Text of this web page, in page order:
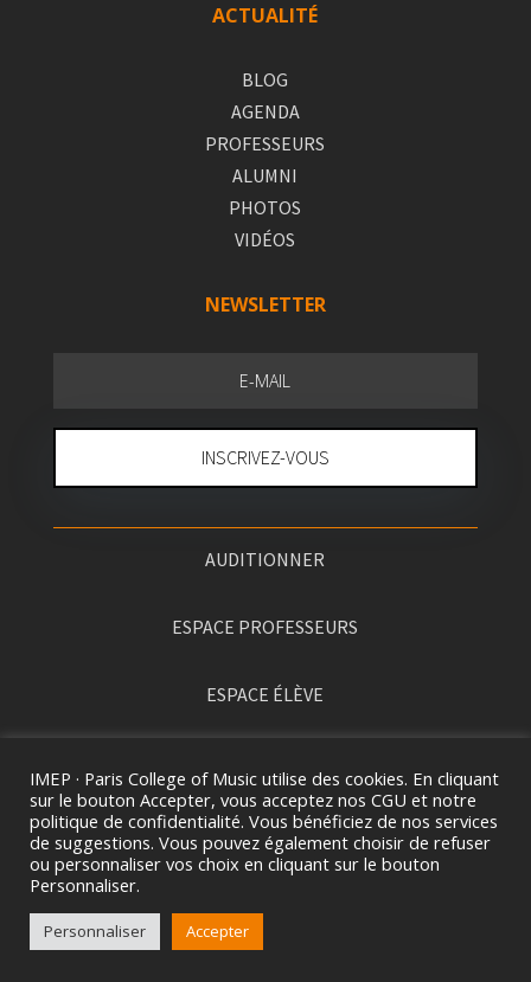
ACTUALITÉ
BLOG
AGENDA
PROFESSEURS
ALUMNI
PHOTOS
VIDÉOS
NEWSLETTER
INSCRIVEZ-VOUS
AUDITIONNER
ESPACE PROFESSEURS
ESPACE ÉLÈVE
2026 ©IMEP · PARIS COLLEGE OF MUSIC. TOUS
IMEP · Paris College of Music utilise des cookies. En cliquant
sur le bouton Accepter, vous acceptez nos CGU et notre
politique de confidentialité. Vous bénéficiez de nos services
de suggestions. Vous pouvez également choisir de refuser
ou personnaliser vos choix en cliquant sur le bouton
Personnaliser.
Personnaliser Accepter